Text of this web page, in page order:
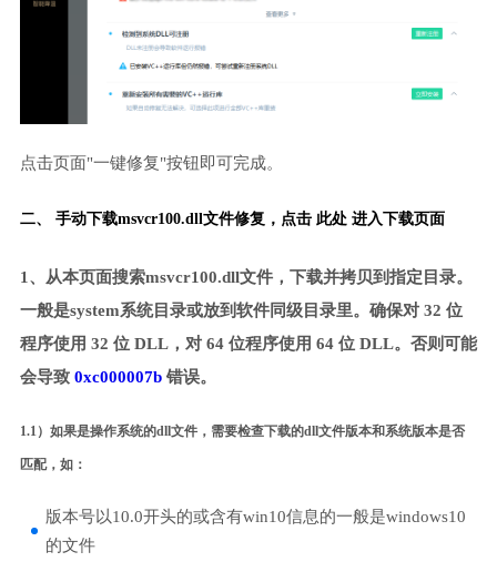
点击页面"一键修复"按钮即可完成。
二、 手动下载msvcr100.dll文件修复， 点击 此处 进入下载页面
1、从本页面搜索msvcr100.dll文件，下载并拷贝到指定目录。
一般是system系统目录或放到软件同级目录里。确保对 32 位
程序使用 32 位 DLL，对 64 位程序使用 64 位 DLL。否则可能
会导致 0xc000007b错误。
1.1）如果是操作系统的dll文件，需要检查下载的dll文件版本和系统版本是否
匹配，如：
版本号以10.0开头的或含有win10信息的一般是windows10
的文件